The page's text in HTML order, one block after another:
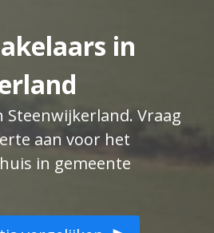
in
Steenwijkerland. Vraag
aan voor het
in gemeente